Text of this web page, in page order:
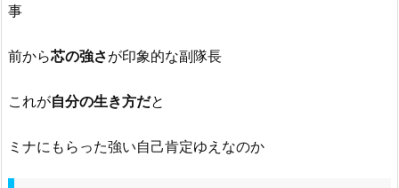
事
前から芯の強さが印象的な副隊長
これが自分の生き方だと
ミナにもらった強い自己肯定ゆえなのか